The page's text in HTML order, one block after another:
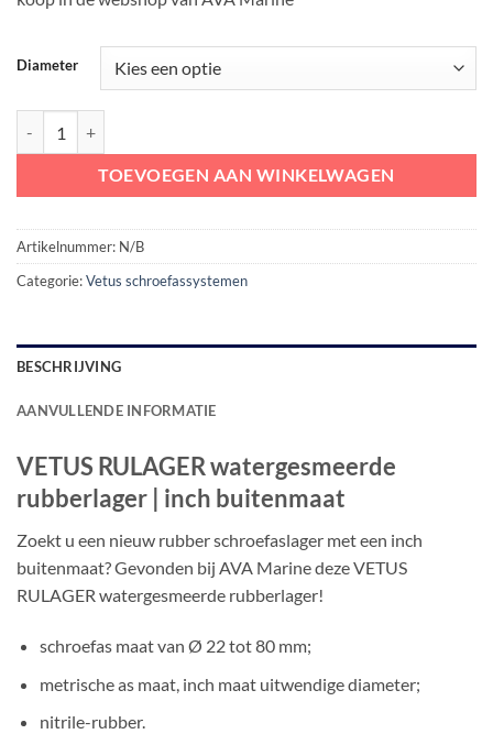
Diameter
TOEVOEGEN AAN WINKELWAGEN
Artikelnummer: N/B
Categorie:Vetus schroefassystemen
BESCHRIJVING
AANVULLENDE INFORMATIE
VETUS RULAGER watergesmeerde
rubberlager | inch buitenmaat
Zoekt u een nieuw rubber schroefaslager met een inch
buitenmaat? Gevonden bij AVA Marine deze VETUS
RULAGER watergesmeerde rubberlager!
schroefas maat van Ø 22 tot 80 mm;
metrische as maat, inch maat uitwendige diameter;
nitrile-rubber.